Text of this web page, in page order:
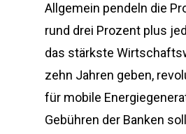
Allgemein pendeln die
rund drei Prozent plus
das stärkste
zehn Jahren geben,
für mobile
Gebühren der Banken